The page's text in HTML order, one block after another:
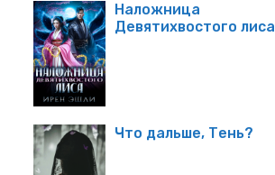
Наложница
Девятихвостого лиса
Что дальше, Тень?